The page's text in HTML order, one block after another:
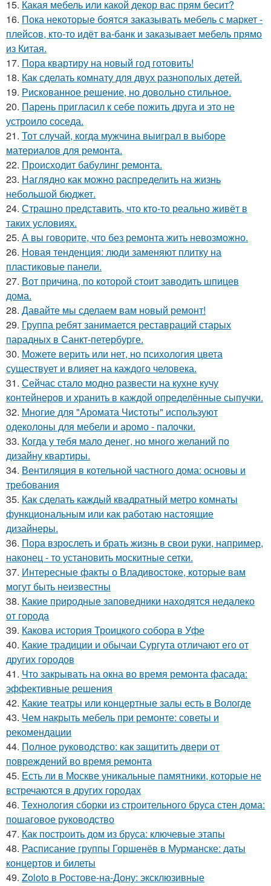
15. Какая мебель или какой декор вас прям бесит?
16. Пока некоторые боятся заказывать мебель с маркет -
плейсов, кто-то идёт ва-банк и заказывает мебель прямо
из Китая.
17. Пора квартиру на новый год готовить!
18. Как сделать комнату для двух разнополых детей.
19. Рискованное решение, но довольно стильное.
20. Парень пригласил к себе пожить друга и это не
устроило соседа.
21. Тот случай, когда мужчина выиграл в выборе
материалов для ремонта.
22. Происходит бабулинг ремонта.
23. Наглядно как можно распределить на жизнь
небольшой бюджет.
24. Страшно представить, что кто-то реально живёт в
таких условиях.
25. А вы говорите, что без ремонта жить невозможно.
26. Новая тенденция: люди заменяют плитку на
пластиковые панели.
27. Вот причина, по которой стоит заводить шпицев
дома.
28. Давайте мы сделаем вам новый ремонт!
29. Группа ребят занимается реставраций старых
парадных в Санкт-петербурге.
30. Можете верить или нет, но психология цвета
существует и влияет на каждого человека.
31. Сейчас стало модно развести на кухне кучу
контейнеров и хранить в каждой определённые сыпучки.
32. Многие для "Аромата Чистоты" используют
одеколоны для мебели и аромо - палочки.
33. Когда у тебя мало денег, но много желаний по
дизайну квартиры.
34. Вентиляция в котельной частного дома: основы и
требования
35. Как сделать каждый квадратный метро комнаты
функциональным или как работаю настоящие
дизайнеры.
36. Пора взрослеть и брать жизнь в свои руки, например,
наконец - то установить москитные сетки.
37. Интересные факты о Владивостоке, которые вам
могут быть неизвестны
38. Какие природные заповедники находятся недалеко
от города
39. Какова история Троицкого собора в Уфе
40. Какие традиции и обычаи Сургута отличают его от
других городов
41. Что закрывать на окна во время ремонта фасада:
эффективные решения
42. Какие театры или концертные залы есть в Вологде
43. Чем накрыть мебель при ремонте: советы и
рекомендации
44. Полное руководство: как защитить двери от
повреждений во время ремонта
45. Есть ли в Москве уникальные памятники, которые не
встречаются в других городах
46. Технология сборки из строительного бруса стен дома:
пошаговое руководство
47. Как построить дом из бруса: ключевые этапы
48. Расписание группы Горшенёв в Мурманске: даты
концертов и билеты
49. Zoloto в Ростове-на-Дону: эксклюзивные